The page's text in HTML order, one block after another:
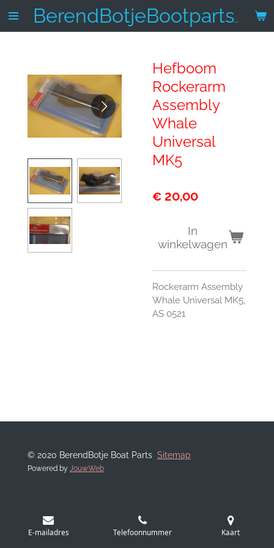
Ga
BerendBotjeBootparts.nl
Hefboom
Rockerarm
Assembly
Whale
Universal
MK5
€ 20,00
In
winkelwagen
Rockerarm Assembly
Whale Universal MK5,
AS 0521
© 2020 BerendBotje Boat Parts Sitemap
Powered by JouwWeb
E-mailadres Telefoonnummer Kaart